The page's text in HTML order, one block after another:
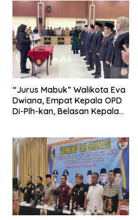
“Jurus Mabuk” Walikota Eva
Dwiana, Empat Kepala OPD
Di-Plh-kan, Belasan Kepala